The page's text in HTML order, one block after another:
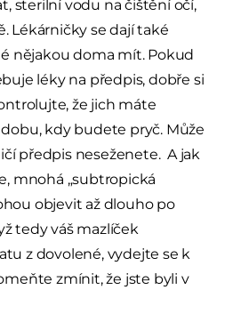
sterilní vodu na čištění očí,
Lékárničky se dají také
nějakou doma mít. Pokud
léky na předpis, dobře si
že jich máte
kdy budete pryč. Může
předpis neseženete. A jak
mnohá „subtropická
objevit až dlouho po
tedy váš mazlíček
z dovolené, vydejte se k
zmínit, že jste byli v